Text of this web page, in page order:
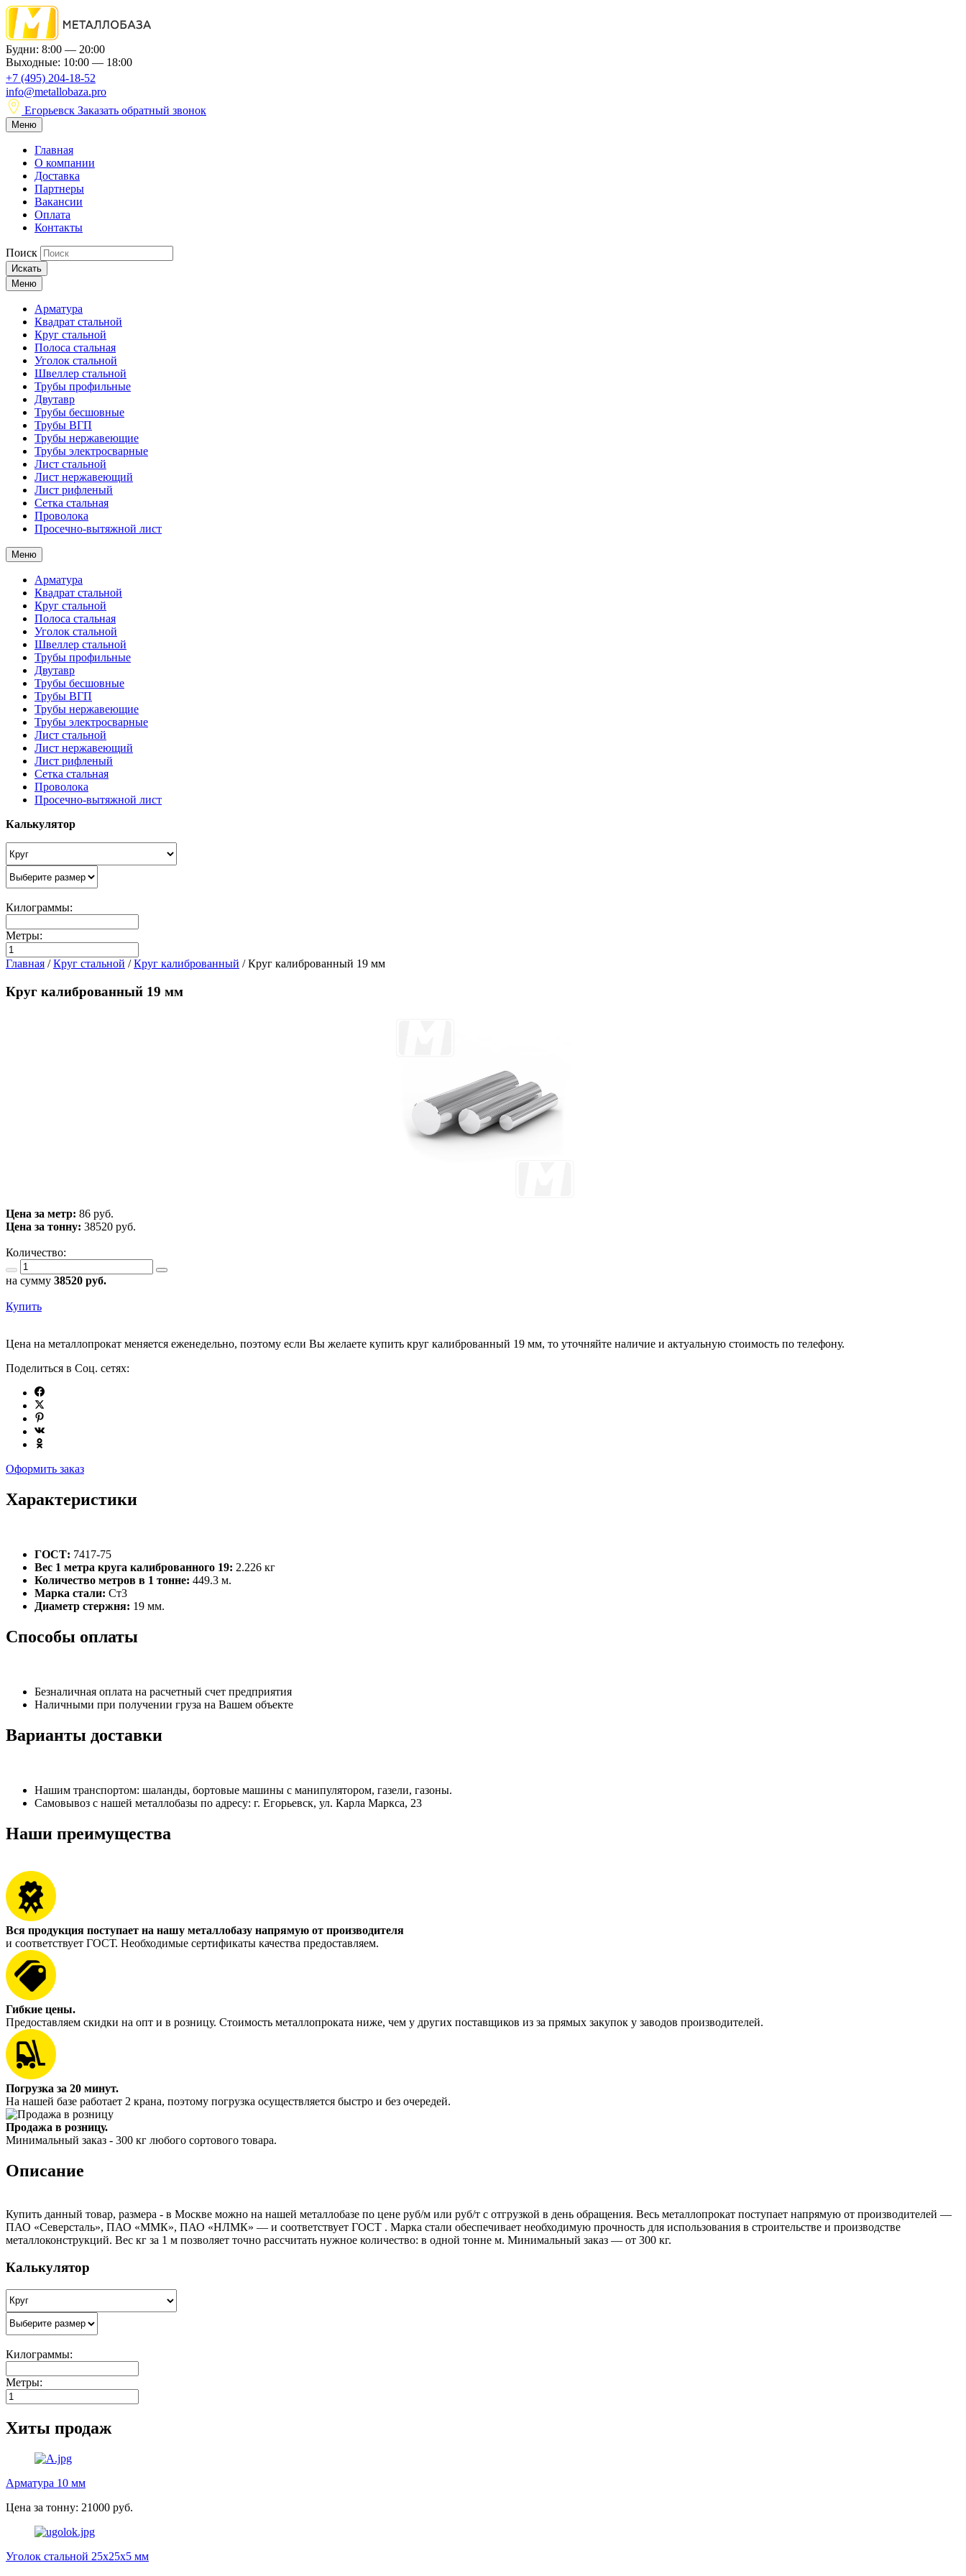
Будни: 8:00 — 20:00
Выходные: 10:00 — 18:00
+7 (495) 204-18-52
info@metallobaza.pro
Егорьевск Заказать обратный звонок
Меню
Главная
О компании
Доставка
Партнеры
Вакансии
Оплата
Контакты
Поиск
Искать
Меню
Арматура
Квадрат стальной
Круг стальной
Полоса стальная
Уголок стальной
Швеллер стальной
Трубы профильные
Двутавр
Трубы бесшовные
Трубы ВГП
Трубы нержавеющие
Трубы электросварные
Лист стальной
Лист нержавеющий
Лист рифленый
Сетка стальная
Проволока
Просечно-вытяжной лист
Меню
Арматура
Квадрат стальной
Круг стальной
Полоса стальная
Уголок стальной
Швеллер стальной
Трубы профильные
Двутавр
Трубы бесшовные
Трубы ВГП
Трубы нержавеющие
Трубы электросварные
Лист стальной
Лист нержавеющий
Лист рифленый
Сетка стальная
Проволока
Просечно-вытяжной лист
Калькулятор
Килограммы:
Метры:
Главная /Круг стальной /Круг калиброванный /Круг калиброванный 19 мм
Круг калиброванный 19 мм
Цена за метр: 86 руб.
Цена за тонну: 38520 руб.
Количество:
на сумму 38520 руб.
Купить
Цена на металлопрокат меняется еженедельно, поэтому если Вы желаете купить круг калиброванный 19 мм, то уточняйте наличие и актуальную стоимость по телефону.
Поделиться в Соц. сетях:
Оформить заказ
Характеристики
ГОСТ: 7417-75
Вес 1 метра круга калиброванного 19: 2.226 кг
Количество метров в 1 тонне: 449.3 м.
Марка стали: Ст3
Диаметр стержня: 19 мм.
Способы оплаты
Безналичная оплата на расчетный счет предприятия
Наличными при получении груза на Вашем объекте
Варианты доставки
Нашим транспортом: шаланды, бортовые машины с манипулятором, газели, газоны.
Самовывоз с нашей металлобазы по адресу: г. Егорьевск, ул. Карла Маркса, 23
Наши преимущества
Вся продукция поступает на нашу металлобазу напрямую от производителя
и соответствует ГОСТ. Необходимые сертификаты качества предоставляем.
Гибкие цены.
Предоставляем скидки на опт и в розницу. Стоимость металлопроката ниже, чем у других поставщиков из за прямых закупок у заводов производителей.
Погрузка за 20 минут.
На нашей базе работает 2 крана, поэтому погрузка осуществляется быстро и без очередей.
Продажа в розницу.
Минимальный заказ - 300 кг любого сортового товара.
Описание
Купить данный товар, размера - в Москве можно на нашей металлобазе по цене руб/м или руб/т с отгрузкой в день обращения. Весь металлопрокат поступает напрямую от производителей —
ПАО «Северсталь», ПАО «ММК», ПАО «НЛМК» — и соответствует ГОСТ . Марка стали обеспечивает необходимую прочность для использования в строительстве и производстве
металлоконструкций. Вес кг за 1 м позволяет точно рассчитать нужное количество: в одной тонне м. Минимальный заказ — от 300 кг.
Калькулятор
Килограммы:
Метры:
Хиты продаж
Арматура 10 мм
Цена за тонну: 21000 руб.
Уголок стальной 25х25х5 мм